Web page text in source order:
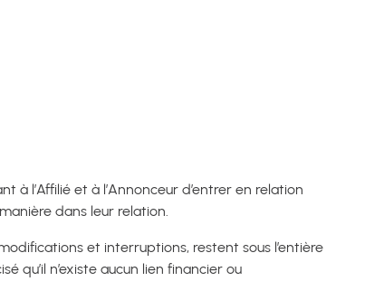
à l’Affilié et à l’Annonceur d’entrer en relation
dans leur relation.
et interruptions, restent sous l’entière
qu’il n’existe aucun lien financier ou